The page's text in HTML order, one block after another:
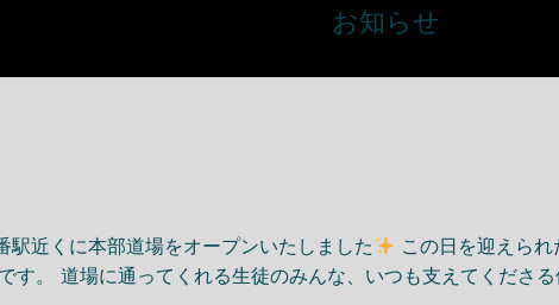
お知らせ
近くに本部道場をオープンいたしました
この日を迎えら
す。 道場に通ってくれる生徒のみんな、いつも支えてくださ